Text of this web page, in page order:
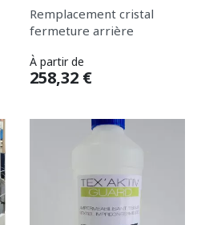
Remplacement cristal
fermeture arrière
Prix
À partir de
258,32 €